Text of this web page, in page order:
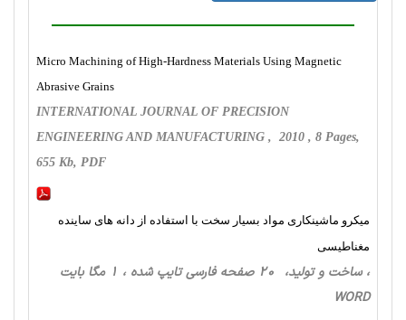
Micro Machining of High-Hardness Materials Using Magnetic
Abrasive Grains
INTERNATIONAL JOURNAL OF PRECISION
ENGINEERING AND MANUFACTURING , 2010 , 8 Pages,
655 Kb, PDF
میکرو ماشینکاری مواد بسیار سخت با استفاده از دانه های ساینده
مغناطیسی
، ساخت‌ و تولید، 20 صفحه فارسی تایپ شده ، 1 مگا بایت
WORD